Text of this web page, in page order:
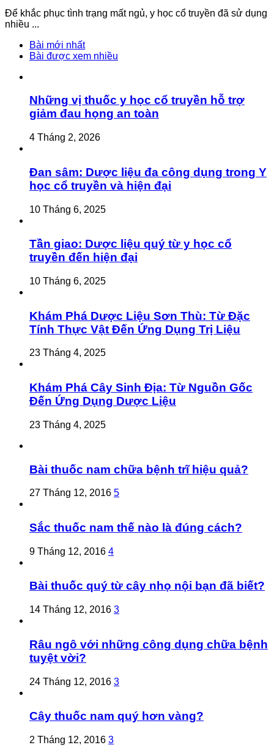
Để khắc phục tình trạng mất ngủ, y học cổ truyền đã sử dụng
nhiều ...
Bài mới nhất
Bài được xem nhiều
Những vị thuốc y học cổ truyền hỗ trợ
giảm đau họng an toàn
4 Tháng 2, 2026
Đan sâm: Dược liệu đa công dụng trong Y
học cổ truyền và hiện đại
10 Tháng 6, 2025
Tần giao: Dược liệu quý từ y học cổ
truyền đến hiện đại
10 Tháng 6, 2025
Khám Phá Dược Liệu Sơn Thù: Từ Đặc
Tính Thực Vật Đến Ứng Dụng Trị Liệu
23 Tháng 4, 2025
Khám Phá Cây Sinh Địa: Từ Nguồn Gốc
Đến Ứng Dụng Dược Liệu
23 Tháng 4, 2025
Bài thuốc nam chữa bệnh trĩ hiệu quả?
27 Tháng 12, 2016 5
Sắc thuốc nam thế nào là đúng cách?
9 Tháng 12, 2016 4
Bài thuốc quý từ cây nhọ nội bạn đã biết?
14 Tháng 12, 2016 3
Râu ngô với những công dụng chữa bệnh
tuyệt vời?
24 Tháng 12, 2016 3
Cây thuốc nam quý hơn vàng?
2 Tháng 12, 2016 3